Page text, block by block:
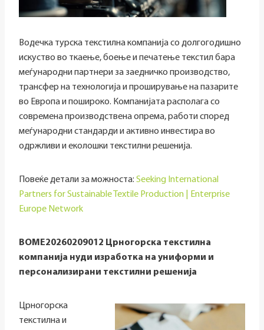
Водечка турска текстилна компанија со долгогодишно
искуство во ткаење, боење и печатење текстил бара
меѓународни партнери за заедничко производство,
трансфер на технологија и проширување на пазарите
во Европа и пошироко. Компанијата располага со
современа производствена опрема, работи според
меѓународни стандарди и активно инвестира во
одржливи и еколошки текстилни решенија.
Повеќе детали за можноста: Seeking International
Partners for Sustainable Textile Production | Enterprise
Europe Network
BOME20260209012 Црногорска текстилна
компанија нуди изработка на униформи и
персонализирани текстилни решенија
Црногорска
текстилна и